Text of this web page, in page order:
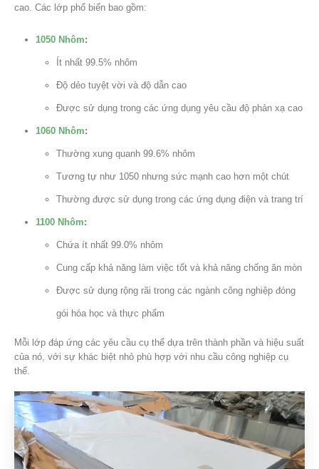
cao. Các lớp phổ biến bao gồm:
1050 Nhôm:
Ít nhất 99.5% nhôm
Độ dẻo tuyệt vời và độ dẫn cao
Được sử dụng trong các ứng dụng yêu cầu độ phản xạ cao
1060 Nhôm:
Thường xung quanh 99.6% nhôm
Tương tự như 1050 nhưng sức mạnh cao hơn một chút
Thường được sử dụng trong các ứng dụng điện và trang trí
1100 Nhôm:
Chứa ít nhất 99.0% nhôm
Cung cấp khả năng làm việc tốt và khả năng chống ăn mòn
Được sử dụng rộng rãi trong các ngành công nghiệp đóng
gói hóa học và thực phẩm
Mỗi lớp đáp ứng các yêu cầu cụ thể dựa trên thành phần và hiệu suất
của nó, với sự khác biệt nhỏ phù hợp với nhu cầu công nghiệp cụ
thể.